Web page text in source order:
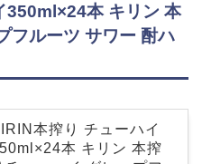
350ml×24本 キリン 本
フルーツ サワー 酎ハ
本搾り チューハイ
本 キリン 本搾